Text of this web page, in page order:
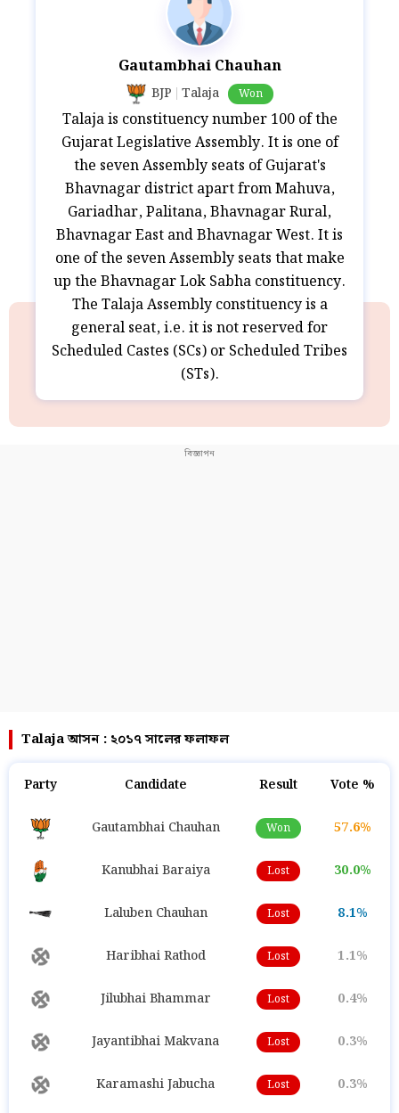
Gautambhai Chauhan
BJP Talaja Won
Talaja is constituency number 100 of the
Gujarat Legislative Assembly. It is one of
the seven Assembly seats of Gujarat's
Bhavnagar district apart from Mahuva,
Gariadhar, Palitana, Bhavnagar Rural,
Bhavnagar East and Bhavnagar West. It is
one of the seven Assembly seats that make
up the Bhavnagar Lok Sabha constituency.
The Talaja Assembly constituency is a
general seat, i.e. it is not reserved for
Scheduled Castes (SCs) or Scheduled Tribes
(STs).
Talaja আসন : ২০১৭ সালের ফলাফল
Party Candidate Result Vote %
Gautambhai Chauhan Won 57.6%
Kanubhai Baraiya Lost 30.0%
Laluben Chauhan Lost 8.1%
Haribhai Rathod Lost 1.1%
Jilubhai Bhammar Lost 0.4%
Jayantibhai Makvana Lost 0.3%
Karamashi Jabucha Lost 0.3%